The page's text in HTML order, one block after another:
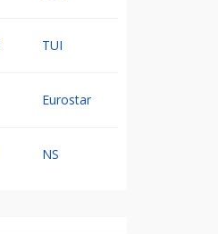
TUI
Eurostar
NS